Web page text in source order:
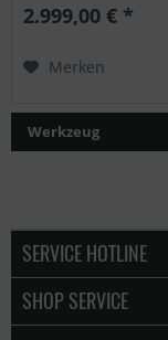
2.999,00 € *
Merken
Werkzeug
SERVICE HOTLINE
SHOP SERVICE